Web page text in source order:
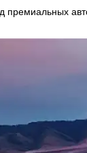
премиальных